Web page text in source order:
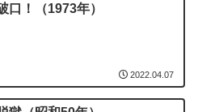
口！（1973年）
2022.04.07